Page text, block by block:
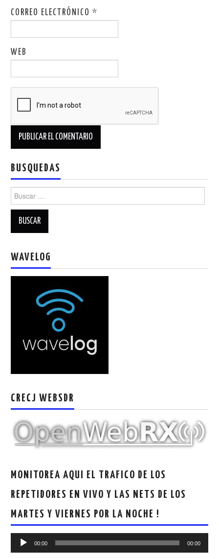
CORREO ELECTRÓNICO*
WEB
BUSQUEDAS
Buscar:
WAVELOG
CRECJ WEBSDR
MONITOREA AQUI EL TRAFICO DE LOS
REPETIDORES EN VIVO Y LAS NETS DE LOS
MARTES Y VIERNES POR LA NOCHE !
Reproductor
00:00 00:00